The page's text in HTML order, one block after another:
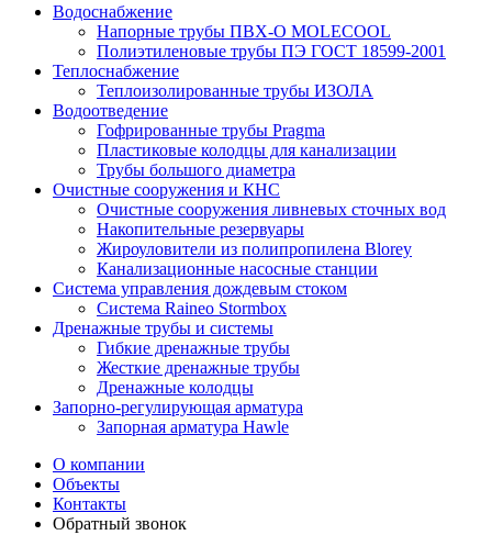
Водоснабжение
Напорные трубы ПВХ-О MOLECOOL
Полиэтиленовые трубы ПЭ ГОСТ 18599-2001
Теплоснабжение
Теплоизолированные трубы ИЗОЛА
Водоотведение
Гофрированные трубы Pragma
Пластиковые колодцы для канализации
Трубы большого диаметра
Очистные сооружения и КНС
Очистные сооружения ливневых сточных вод
Накопительные резервуары
Жироуловители из полипропилена Blorey
Канализационные насосные станции
Система управления дождевым стоком
Система Raineo Stormbox
Дренажные трубы и системы
Гибкие дренажные трубы
Жесткие дренажные трубы
Дренажные колодцы
Запорно-регулирующая арматура
Запорная арматура Hawle
О компании
Объекты
Контакты
Обратный звонок